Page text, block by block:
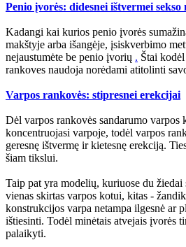
Penio įvorės: didesnei ištvermei sekso
Kadangi kai kurios penio įvorės
makštyje arba išangėje, įsiskverbimo
nejaustumėte be penio įvorių . Štai
rankoves naudoja norėdami atitolinti
Varpos rankovės: stipresnei erekcijai
Dėl varpos rankovės sandarumo varpos
koncentruojasi varpoje, todėl varpos
geresnę ištvermę ir kietesnę erekciją.
šiam tikslui.
Taip pat yra modelių, kuriuose du
vienas skirtas varpos kotui, kitas -
konstrukcijos varpa netampa ilgesnė ar
ištiesinti. Todėl minėtais atvejais įvorės
palaikyti.